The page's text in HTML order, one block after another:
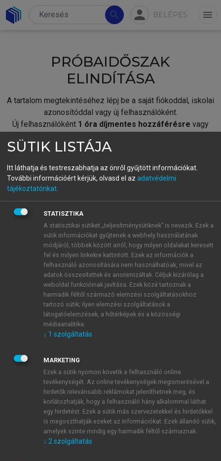
search person BELÉPÉS menu
PRÓBAIDŐSZAK
ELINDÍTÁSA
A tartalom megtekintéséhez lépj be a saját fiókoddal, iskolai
azonosítóddal vagy új felhasználóként.
Új felhasználóként 1 óra díjmentes hozzáférésre vagy
fiókoddal,vagy hozz létre új fiókot.
A regisztráció után apróbaidőszakautomatikusan
BELÉPÉS SAJÁT FIÓKKAL
ÚJ FIÓK LÉTREHOZÁSA
1 óra díjmentes hozzáférés
E-MAIL-CÍM
JELSZÓ
JELSZÓ ÚJRA
Kérek értesítést a MeRSZ újdonságairól, akcióiról.
Kérek értesítést az Akadémiai Kiadó Zrt. újdonságairól,
SÜTIK LISTÁJA
Itt láthatja és testreszabhatja az önről gyűjtött információkat.
További információért kérjük, olvasd el az adatvédelmi
tájékoztatónkat
STATISZTIKA
A statisztikai sütiket „teljesítménysütiknek” is nevezik. Ezek a
sütik információkat gyűjtenek a webhely használatának
módjáról, többek között arról, hogy milyen oldalakat keresett
fel és milyen linkekre kattintott. Ezek az információk a
felhasználó azonosítására nem használhatóak, mivel az
adatok összesítettek és anonimizáltak. Céljuk kizárólag a
weboldal funkcióinak javítása. Ezek közé tartoznak a
harmadik féltől származó elemzési szolgáltatásokhoz
tartozó sütik; ilyen elemzési szolgáltatások a
látogatóelemzések, a hőtérképek és a közösségi
médiaanalitika.
↓ 1 szolgáltatás
MARKETING
Ezek a sütik nyomon követik a felhasználó online
tevékenységét. Az online tevékenységek megismerésével a
hirdetők relevánsabb reklámokat jeleníthetnek meg, és
korlátozhatják, hogy a felhasználó hány alkalommal láthat
egy hirdetést. Ezek a sütik más szervezetekkel és hirdetőkkel
is megoszthatják ezeket az információkat. Ezek állandó sütik,
amelyek szinte mindig egy harmadik féltől származnak.
↓ 2 szolgáltatás